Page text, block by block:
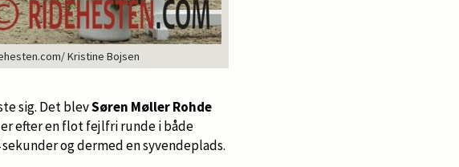
Kristine Bojsen
sig. Det blevSøren Møller Rohde
efter en flot fejlfri runde i både
og dermed en syvendeplads.